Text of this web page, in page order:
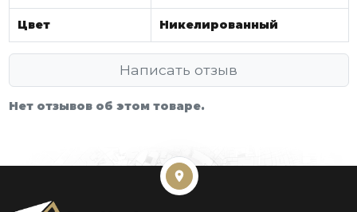
Цвет Никелированный
Написать отзыв
Нет отзывов об этом товаре.